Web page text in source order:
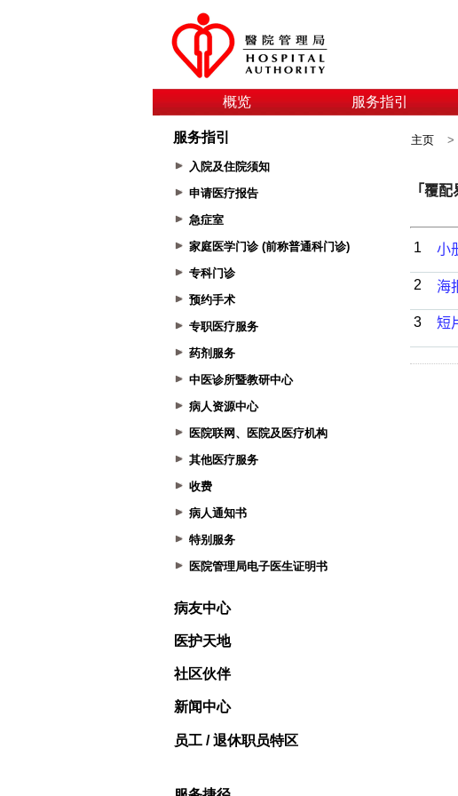
概览 服务指引
服务指引
入院及住院须知
申请医疗报告
急症室
家庭医学门诊 (前称普通科门诊)
专科门诊
预约手术
专职医疗服务
药剂服务
中医诊所暨教研中心
病人资源中心
医院联网、医院及医疗机构
其他医疗服务
收费
病人通知书
特别服务
医院管理局电子医生证明书
病友中心
医护天地
社区伙伴
新闻中心
员工 / 退休职员特区
主页 >